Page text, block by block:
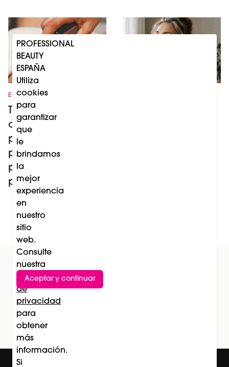
ESTÉTICA
Tratamientos
corporales exprés
para optimizar la
piel y la silueta en
protocolo
preestacional
Suscríbete al newsletter
PROFESSIONAL
BEAUTY
ESPAÑA
Utiliza
cookies
para
garantizar
que
le
brindamos
la
mejor
experiencia
en
nuestro
sitio
web.
Consulte
nuestra
Política
de
privacidad
para
obtener
más
información.
Si
Aceptar y continuar